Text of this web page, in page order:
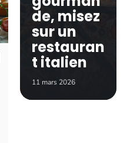
de, misez
sur un
restauran
t italien
11 mars 2026